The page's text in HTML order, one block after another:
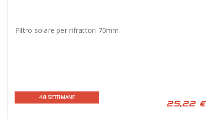
Filtro solare per rifrattori 70mm
4-8 SETTIMANE
25,22 €